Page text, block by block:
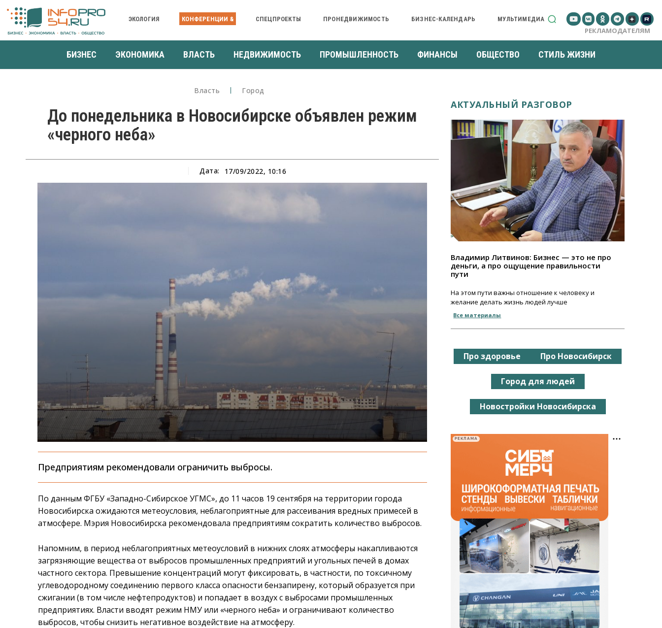
ЭКОЛОГИЯ КОНФЕРЕНЦИИ & СПЕЦПРОЕКТЫ ПРОНЕДВИЖИМОСТЬ БИЗНЕС-КАЛЕНДАРЬ МУЛЬТИМЕДИА
РЕКЛАМОДАТЕЛЯМ
БИЗНЕС ЭКОНОМИКА ВЛАСТЬ НЕДВИЖИМОСТЬ ПРОМЫШЛЕННОСТЬ ФИНАНСЫ ОБЩЕСТВО СТИЛЬ ЖИЗНИ
Власть Город
До понедельника в Новосибирске объявлен режим
«черного неба»
Дата: 17/09/2022, 10:16
Предприятиям рекомендовали ограничить выбросы.
По данным ФГБУ «Западно-Сибирское УГМС», до 11 часов 19 сентября на территории города
Новосибирска ожидаются метеоусловия, неблагоприятные для рассеивания вредных примесей в
атмосфере. Мэрия Новосибирска рекомендовала предприятиям сократить количество выбросов.
Напомним, в период неблагоприятных метеоусловий в нижних слоях атмосферы накапливаются
загрязняющие вещества от выбросов промышленных предприятий и угольных печей в домах
частного сектора. Превышение концентраций могут фиксировать, в частности, по токсичному
углеводородному соединению первого класса опасности бензапирену, который образуется при
сжигании (в том числе нефтепродуктов) и попадает в воздух с выбросами промышленных
предприятиях. Власти вводят режим НМУ или «черного неба» и ограничивают количество
выбросов, чтобы снизить негативное воздействие на атмосферу.
АКТУАЛЬНЫЙ РАЗГОВОР
Владимир Литвинов: Бизнес — это не про
деньги, а про ощущение правильности
пути
На этом пути важны отношение к человеку и
желание делать жизнь людей лучше
Все материалы
Про здоровье Про Новосибирск
Город для людей
Новостройки Новосибирска
РЕКЛАМА